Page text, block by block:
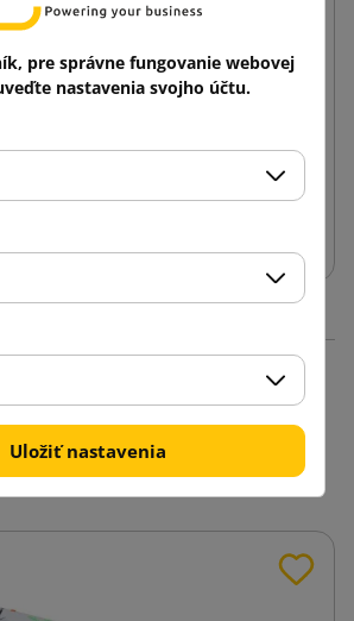
na balenie biele (balenie
240ks)
38,14 € s DPH
v rovnakej
16
pre správne fungovanie webovej
nastavenia svojho účtu.
Uložiť nastavenia